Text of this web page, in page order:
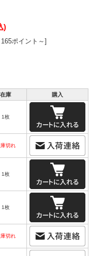
)
ポイント～]
在庫 購入
1枚
切れ
1枚
1枚
切れ